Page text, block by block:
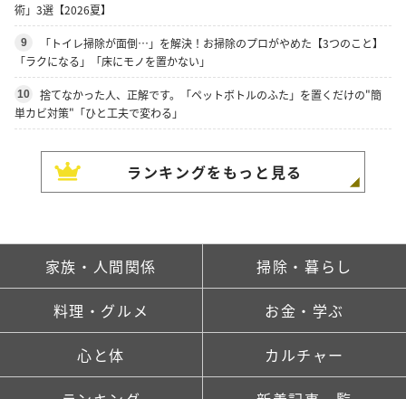
術」3選【2026夏】
9
「トイレ掃除が面倒…」を解決！お掃除のプロがやめた【3つのこと】
「ラクになる」「床にモノを置かない」
10
捨てなかった人、正解です。「ペットボトルのふた」を置くだけの"簡
単カビ対策"「ひと工夫で変わる」
ランキングをもっと見る
家族・人間関係 掃除・暮らし
料理・グルメ お金・学ぶ
心と体 カルチャー